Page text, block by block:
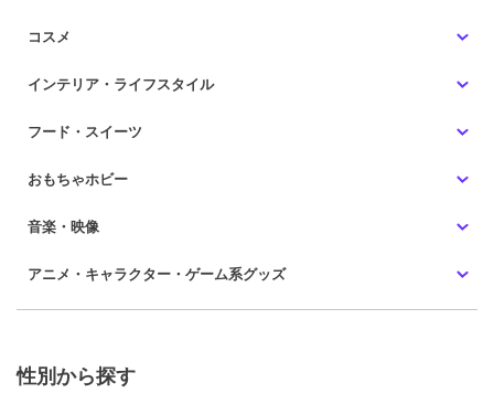
コスメ
インテリア・ライフスタイル
フード・スイーツ
おもちゃホビー
音楽・映像
アニメ・キャラクター・ゲーム系グッズ
性別から探す